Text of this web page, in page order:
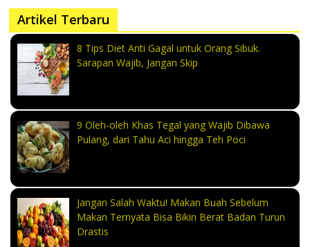
Artikel Terbaru
8 Tips Diet Anti Gagal untuk Orang Sibuk.
Sarapan Wajib, Jangan Skip
9 Oleh-oleh Khas Tegal yang Wajib Dibawa
Pulang, dari Tahu Aci hingga Teh Poci
Jangan Salah Waktu! Makan Buah Sebelum
Makan Ternyata Bisa Bikin Berat Badan Turun
Drastis